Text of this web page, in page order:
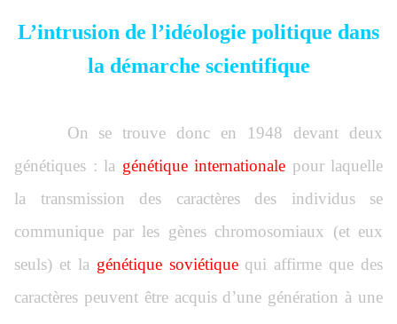
L’intrusion de l’idéologie politique dans
la démarche scientifique
On se trouve donc en 1948 devant deux
génétiques : la génétique internationale pour laquelle
la transmission des caractères des individus se
communique par les gènes chromosomiaux (et eux
seuls) et la génétique soviétiquequi affirme que des
caractères peuvent être acquis d’une génération à une